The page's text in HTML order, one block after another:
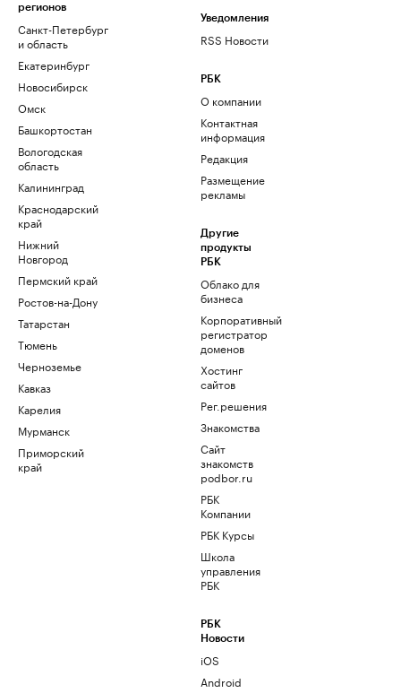
регионов
Санкт-Петербург
и область
Екатеринбург
Новосибирск
Омск
Башкортостан
Вологодская
область
Калининград
Краснодарский
край
Нижний
Новгород
Пермский край
Ростов-на-Дону
Татарстан
Тюмень
Черноземье
Кавказ
Карелия
Мурманск
Приморский
край
Уведомления
RSS Новости
РБК
О компании
Контактная
информация
Редакция
Размещение
рекламы
Другие
продукты
РБК
Облако для
бизнеса
Корпоративный
регистратор
доменов
Хостинг
сайтов
Рег.решения
Знакомства
Сайт
знакомств
podbor.ru
РБК
Компании
РБК Курсы
Школа
управления
РБК
РБК
Новости
iOS
Android